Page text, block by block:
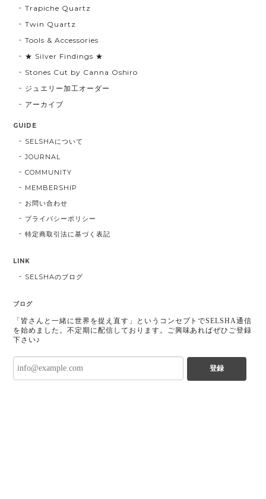
Trapiche Quartz
Twin Quartz
Tools & Accessories
★ Silver Findings ★
Stones Cut by Canna Oshiro
ジュエリー加工オーダー
アーカイブ
GUIDE
SELSHAについて
JOURNAL
COMMUNITY
MEMBERSHIP
お問い合わせ
プライバシーポリシー
特定商取引法に基づく表記
LINK
SELSHAのブログ
ブログ
「皆さんと一緒に世界を捉え直す」というコンセプトでSELSHA通信
を始めました。不定期に配信しております。ご興味あればぜひご登録
下さい♪
登録